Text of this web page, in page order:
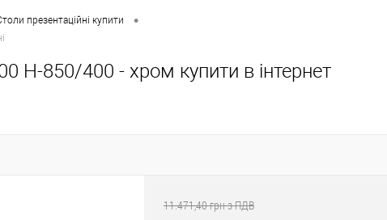
презентаційні купити •
H-850/400 - хром купити в інтернет
11.471,40 грн з ПДВ